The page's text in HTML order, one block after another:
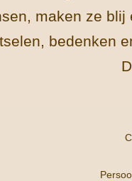
maken ze
bedenken